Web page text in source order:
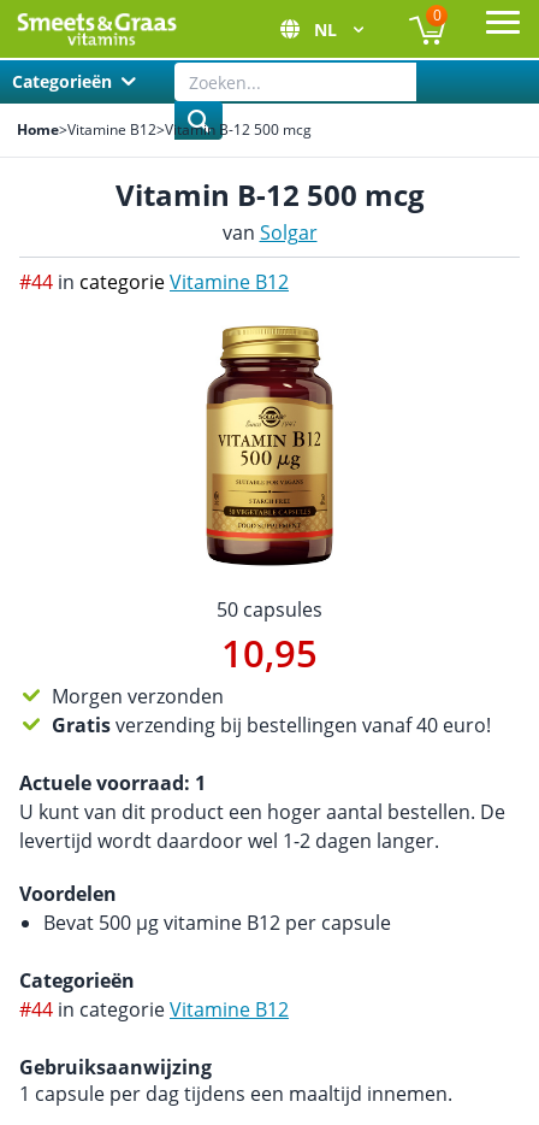
NL
0
Categorieën
Home>Vitamine B12>Vitamin B-12 500 mcg
Vitamin B-12 500 mcg
van Solgar
#44 in categorieVitamine B12
50 capsules
10,95
Morgen verzonden
Gratisverzending bij bestellingen vanaf 40 euro!
Actuele voorraad: 1
U kunt van dit product een hoger aantal bestellen. De
levertijd wordt daardoor wel 1-2 dagen langer.
Voordelen
Bevat 500 µg vitamine B12 per capsule
Categorieën
#44 in categorieVitamine B12
Gebruiksaanwijzing
1 capsule per dag tijdens een maaltijd innemen.